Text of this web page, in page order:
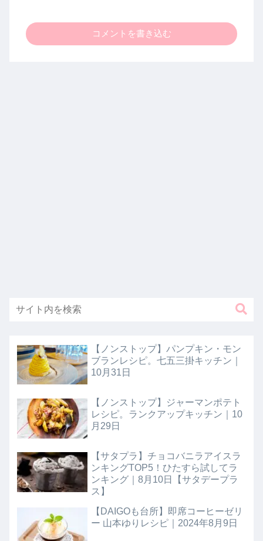
コメントを書き込む
【ノンストップ】パンプキン・モン
ブランレシピ。七五三掛キッチン｜
10月31日
【ノンストップ】ジャーマンポテト
レシピ。ランクアップキッチン｜10
月29日
【サタプラ】チョコバニラアイスラ
ンキングTOP5！ひたすら試してラ
ンキング｜8月10日【サタデープラ
ス】
【DAIGOも台所】即席コーヒーゼリ
ー 山本ゆりレシピ｜2024年8月9日